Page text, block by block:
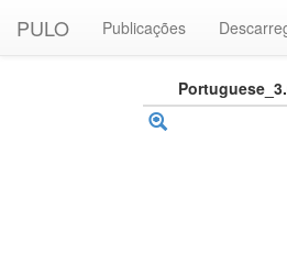
PULO Publicações